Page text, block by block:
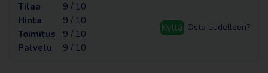
Tilaa
9 / 10
Hinta
9 / 10
Toimitus
9 / 10
Palvelu
9 / 10
Kyllä Osta uudelleen?